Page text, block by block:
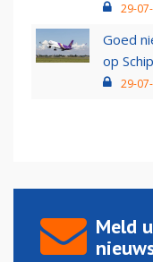
29-
Goed
op
29-
Meld